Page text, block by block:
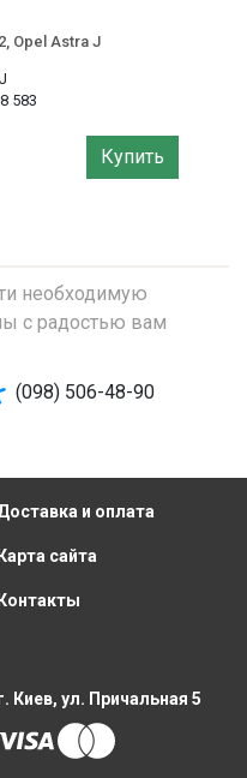
Opel Astra J
583
Купить
необходимую
с радостью вам
(098) 506-48-90
и оплата
Карта сайта
Контакты
Киев, ул. Причальная 5